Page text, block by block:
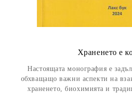
Храненето е
Настоящата монография е
обхващащо важни аспекти на
храненето, биохимията и